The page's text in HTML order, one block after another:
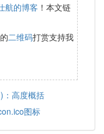
航的博客 ！本文链
二维码打赏支持我
：高度概括
图标